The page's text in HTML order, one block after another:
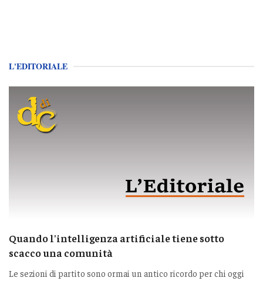
L'EDITORIALE
Quando l'intelligenza artificiale tiene sotto
scacco una comunità
Le sezioni di partito sono ormai un antico ricordo per chi oggi